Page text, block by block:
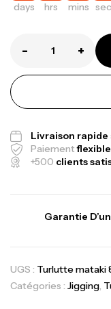
days hrs mins
- +
Livraison rapide
Paiement
+500 clients
Garantie
UGS : Turlutte mataki
Catégories : Jigging,